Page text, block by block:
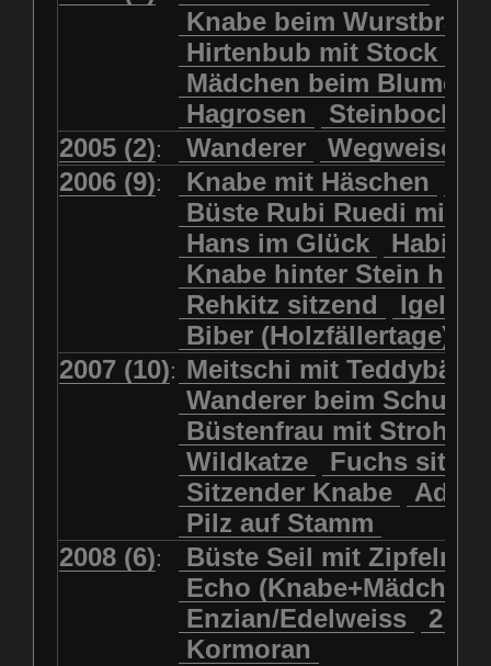
Mädchen beim Blumenpflücken
Mädchen in Regenjacke
Mädchen in Regenjacke und
Mädchen mit Regenmolch
Mädchen mit Schmetterling
Mätti Grossmann-Michel
Meitschi (Rundweg)
Meitschi mit Teddybär
Pilzfraueli Risetenmandli
Sitzender Knabe Tengeler
Wanderer
Wanderer beim Schuhbinden
Wegweiser Wilde Hilde
Wildhüter Wurzelkind
Luchs schreitend
Luchs sitzend Murmeltier
Murmeltiere Rehbockkopf
Rehkitz Rehkitz sitzend
Salamader Schmetterling
Schmetterlinge Schnecke
Schwarznasenschaf
Schwarznasenschaf mit Kalb
Steinbock
Steinbock Steinmarder
Uhu Uhu mit Jungen
Waschbär Wildkatze
Wolf Ziegenkopf
Knabe beim
Hirtenbub mit Stock
Mädchen beim
Hagrosen
Steinbock
2005 (2): Wanderer
Wegweiser
2006 (9): Knabe mit Häschen
Büste Rubi Ruedi mit
Hans im Glück
Knabe hinter Stein
Rehkitz sitzend
Igel
Biber (Holzfällertage)
2007 (10): Meitschi mit Teddybär
Wanderer beim
Büstenfrau mit Strohut
Wildkatze
Fuchs
Sitzender Knabe
Adler
Pilz auf Stamm
2008 (6):
Büste Seil mit
Echo
Enzian/Edelweiss
2
Kormoran